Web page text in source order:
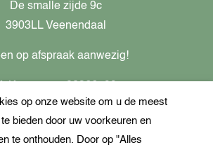
De smalle zijde 9c
3903LL Veenendaal
op afspraak aanwezig!
nl862437301B01
+31621944547
op onze website om u de meest
bieden door uw voorkeuren en
te onthouden. Door op "Alles